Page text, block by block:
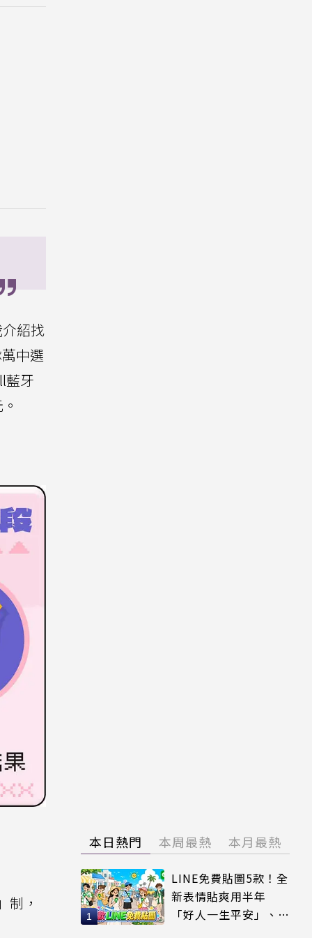
紹找
中選
藍牙
制，
本日熱門 本周最熱 本月最熱
LINE免費貼圖5款！全
新表情貼爽用半年
「好人一生平安」、